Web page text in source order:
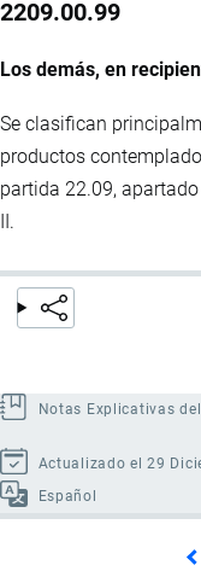
2209.00.99
Los demás, en
Se clasifican
productos
partida 22.09,
II.
Notas Explicativas
Actualizado el 29
Español